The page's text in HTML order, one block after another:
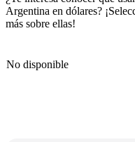
Argentina en dólares?
más sobre ellas!
No disponible